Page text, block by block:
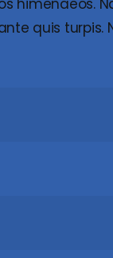
himenaeos.
quis turpis.